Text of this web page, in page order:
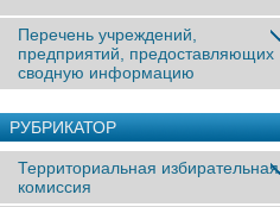
Перечень учреждений,
предприятий, предоставляющих
сводную информацию
РУБРИКАТОР
Территориальная избирательная
комиссия